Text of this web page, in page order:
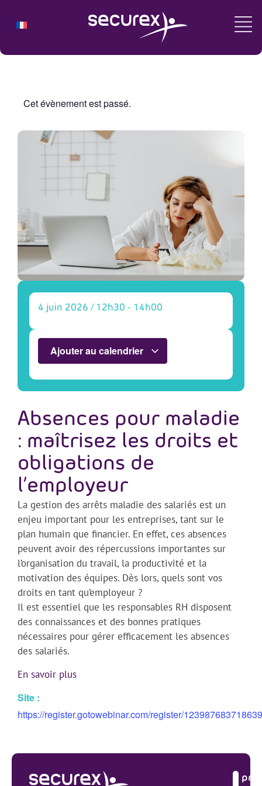
Cet évènement est passé.
4 juin 2026 / 12h30 - 14h00
Ajouter au calendrier
Absences pour maladie
: maîtrisez les droits et
obligations de
l’employeur
La gestion des arrêts maladie des salariés est un
enjeu important pour les entreprises, tant sur le
plan humain que financier. En effet, ces absences
peuvent avoir des répercussions importantes sur
l’organisation du travail, la productivité et la
motivation des équipes. Dès lors, quels sont vos
droits en tant qu’employeur ?
Il est essentiel que les responsables RH disposent
des connaissances et des bonnes pratiques
nécessaires pour gérer efficacement les absences
des salariés.
En savoir plus
Site :
https://register.gotowebinar.com/register/
À